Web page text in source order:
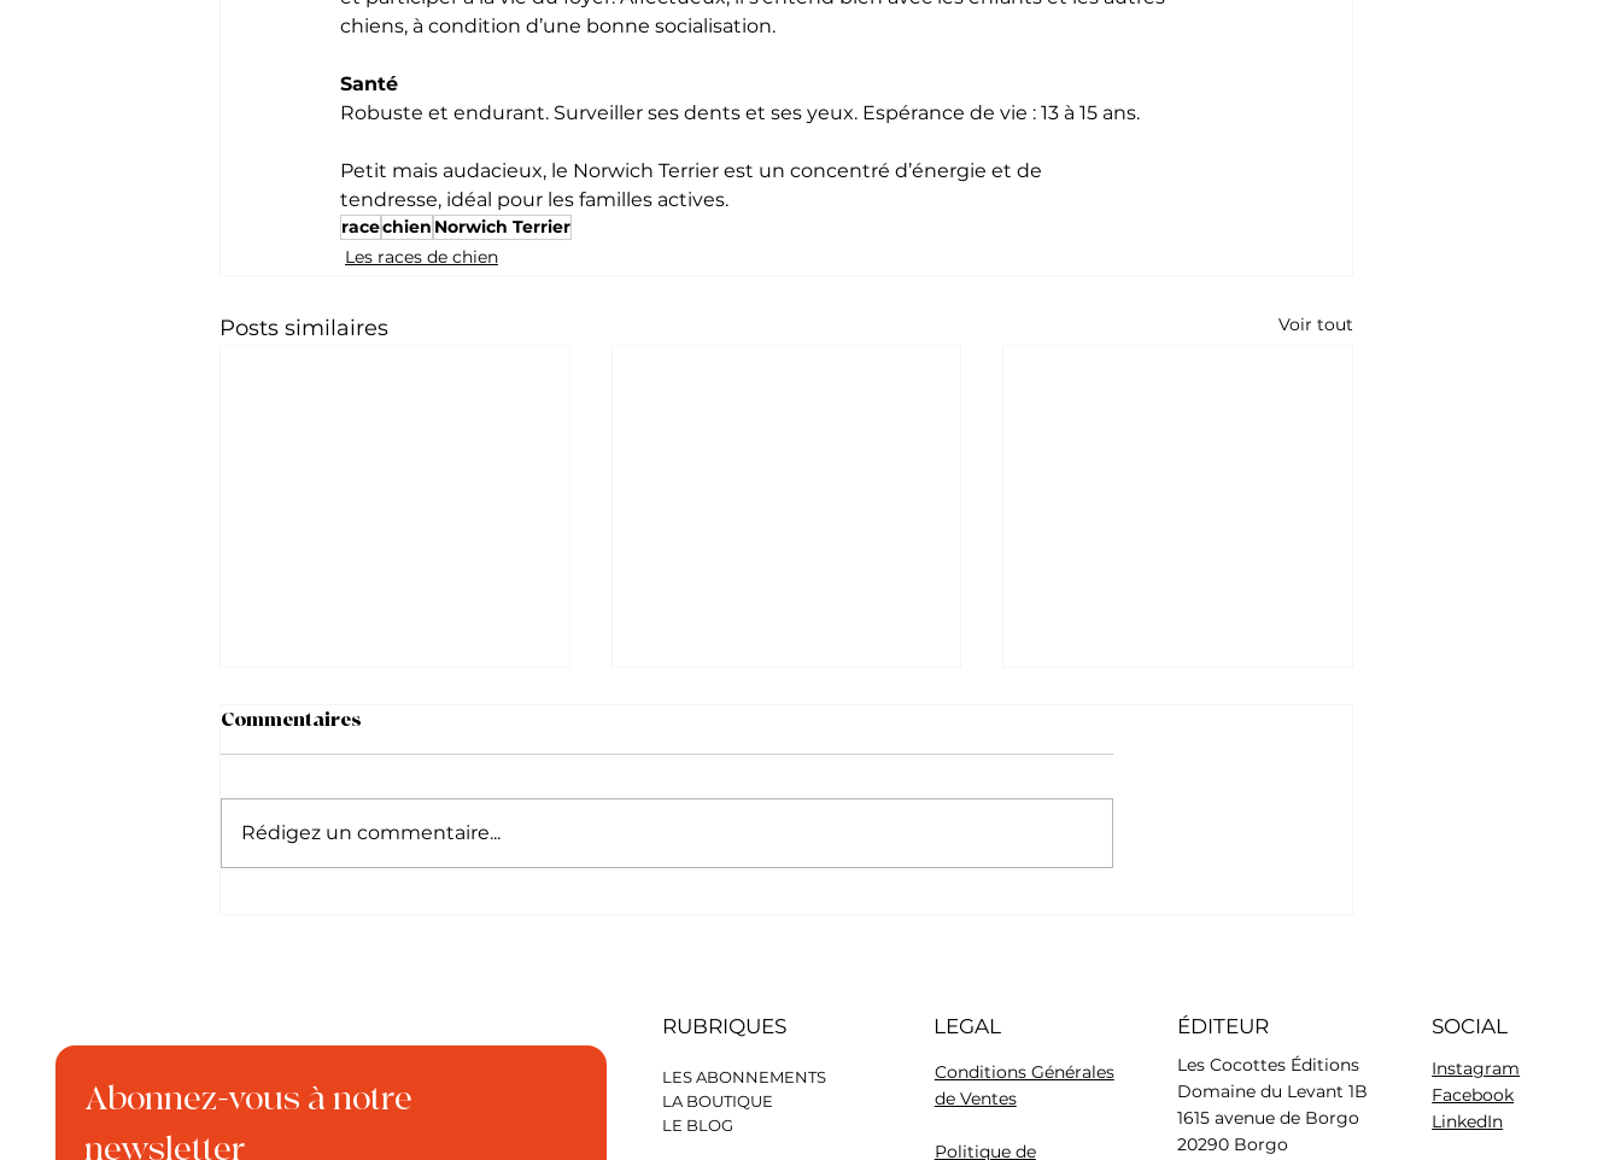
chiens, à condition d’une bonne socialisation.
Santé
Robuste et endurant. Surveiller ses dents et ses yeux. Espérance de vie : 13 à 15 ans.
Petit mais audacieux, le Norwich Terrier est un concentré d’énergie et de
tendresse, idéal pour les familles actives.
racechien Norwich Terrier
Les races de chien
Posts similaires Voir tout
Le Berger australien
Le Cocker Américain
Commentaires
Rédigez un commentaire...
Abonnez-vous à notre
newsletter
RUBRIQUES
LES ABONNEMENTS
LA BOUTIQUE
LE BLOG
LEGAL
Conditions Générales
de Ventes
Politique de
ÉDITEUR
Les Cocottes Éditions
Domaine du Levant 1B
1615 avenue de Borgo
20290 Borgo
SOCIAL
Instagram
Facebook
LinkedIn